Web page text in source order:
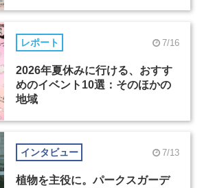
レポート 7/16
2026年夏休みに行ける、おすす
めのイベント10選：そのほかの
地域
インタビュー 7/13
植物を主役に。パークスガーデ